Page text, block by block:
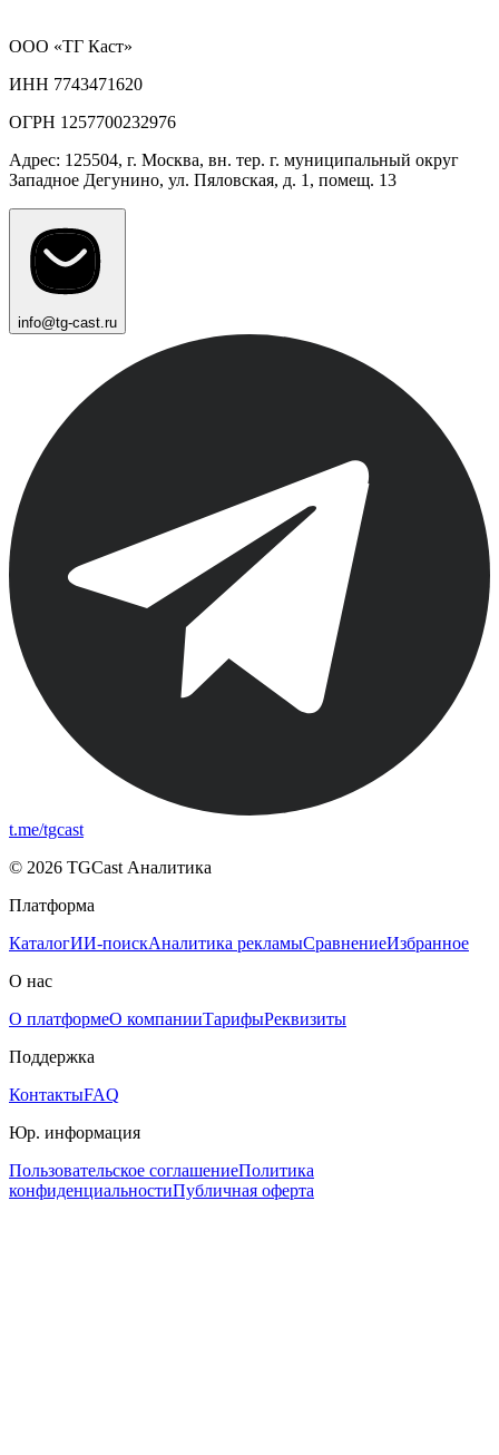
ООО «ТГ Каст»
ИНН 7743471620
ОГРН 1257700232976
Адрес: 125504, г. Москва, вн. тер. г. муниципальный округ
Западное Дегунино, ул. Пяловская, д. 1, помещ. 13
info@tg-cast.ru
t.me/tgcast
© 2026 TGCast Аналитика
Платформа
КаталогИИ-поискАналитика рекламыСравнениеИзбранное
О нас
О платформеО компанииТарифыРеквизиты
Поддержка
КонтактыFAQ
Юр. информация
Пользовательское соглашениеПолитика
конфиденциальностиПубличная оферта